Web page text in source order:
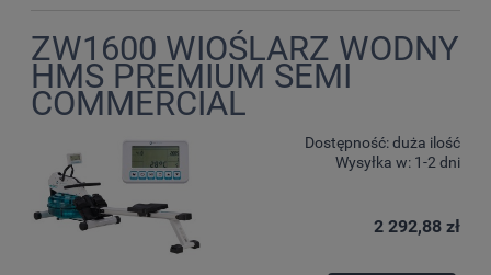
ZW1600 WIOŚLARZ WODNY
HMS PREMIUM SEMI
COMMERCIAL
Dostępność:duża ilość
Wysyłka w: 1-2 dni
2 292,88 zł